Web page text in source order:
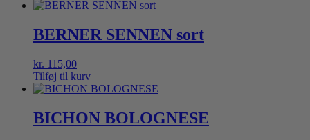
BERNER SENNEN sort
kr. 115,00
Tilføj til kurv
BICHON BOLOGNESE